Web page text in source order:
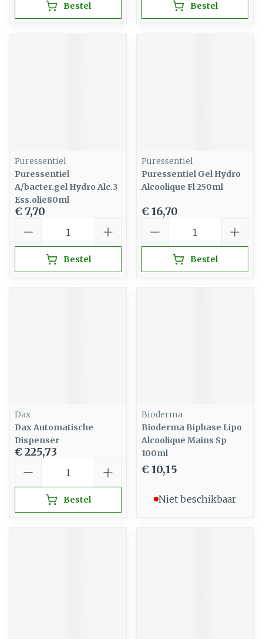
Bestel Bestel
Puressentiel
Puressentiel
A/bacter.gel Hydro Alc.3
Ess.olie80ml
€ 7,70
Bestel
Puressentiel
Puressentiel Gel Hydro
Alcoolique Fl 250ml
€ 16,70
Bestel
Dax
Dax Automatische
Dispenser
€ 225,73
Bestel
Bioderma
Bioderma Biphase Lipo
Alcoolique Mains Sp
100ml
€ 10,15
Niet beschikbaar